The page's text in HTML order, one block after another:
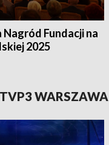
Nagród Fundacji na
2025
WARSZAWA